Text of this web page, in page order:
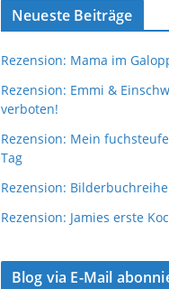
Neueste Beiträge
Rezension: Mama im
Rezension: Emmi &
verboten!
Rezension: Mein
Tag
Rezension: Bilderbuchreihe
Rezension: Jamies erste
Blog via E-Mail